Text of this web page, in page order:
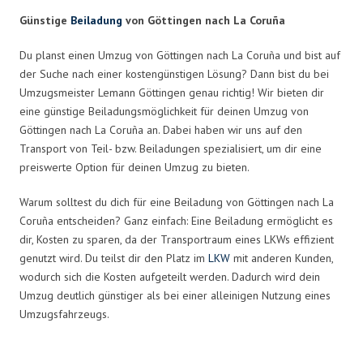
Günstige Beiladung von Göttingen nach La Coruña
Du planst einen Umzug von Göttingen nach La Coruña und bist auf
der Suche nach einer kostengünstigen Lösung? Dann bist du bei
Umzugsmeister Lemann Göttingen genau richtig! Wir bieten dir
eine günstige Beiladungsmöglichkeit für deinen Umzug von
Göttingen nach La Coruña an. Dabei haben wir uns auf den
Transport von Teil- bzw. Beiladungen spezialisiert, um dir eine
preiswerte Option für deinen Umzug zu bieten.
Warum solltest du dich für eine Beiladung von Göttingen nach La
Coruña entscheiden? Ganz einfach: Eine Beiladung ermöglicht es
dir, Kosten zu sparen, da der Transportraum eines LKWs effizient
genutzt wird. Du teilst dir den Platz im LKW mit anderen Kunden,
wodurch sich die Kosten aufgeteilt werden. Dadurch wird dein
Umzug deutlich günstiger als bei einer alleinigen Nutzung eines
Umzugsfahrzeugs.